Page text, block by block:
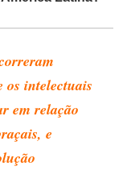
os intelectuais
em relação
e